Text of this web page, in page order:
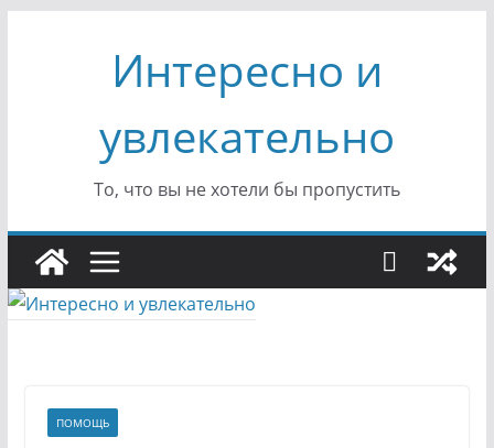
содержимомуИнтересно и
увлекательно
То, что вы не хотели бы пропустить
ПОМОЩЬ